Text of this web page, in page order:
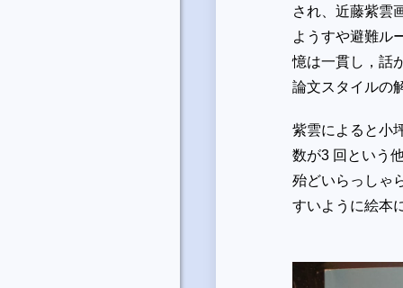
され、近藤紫雲
ようすや避難ル
憶は一貫し，話
論文スタイルの
紫雲によると小
数が3 回という
殆どいらっしゃ
すいように絵本